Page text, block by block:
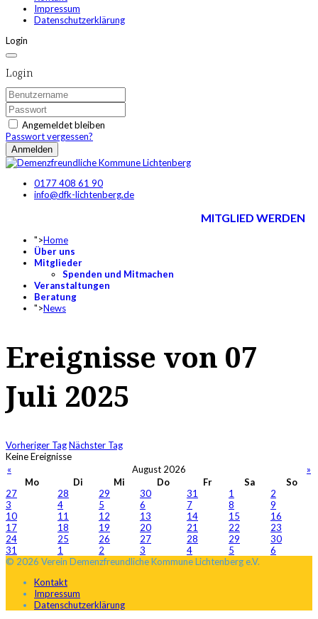
Impressum
Datenschutzerklärung
Login
Login
Angemeldet bleiben
Passwort vergessen?
Anmelden
0177 408 61 90
info@dfk-lichtenberg.de
MITGLIED WERDEN
">Home
Über uns
Mitglieder
Spenden und Mitmachen
Veranstaltungen
Beratung
">News
Ereignisse von 07
Juli 2025
Vorheriger TagNächster Tag
Keine Ereignisse
«
August 2026
»
Mo
Di Mi Do Fr Sa
So
27
28 29 30 31 1
2
3
4 5 6 7 8
9
10
11 12 13 14 15
16
17
18 19 20 21 22
23
24
25 26 27 28 29
30
31
1 2 3 4 5
6
© 2026 Verein Demenzfreundliche Kommune Lichtenberg e.V.
Kontakt
Impressum
Datenschutzerklärung